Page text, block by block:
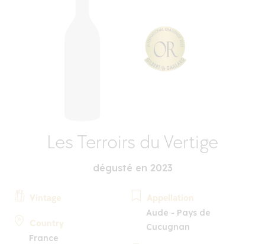
Les Terroirs du Vertige
dégusté en 2023
Vintage
Country
France
Appellation
Aude - Pays de
Cucugnan